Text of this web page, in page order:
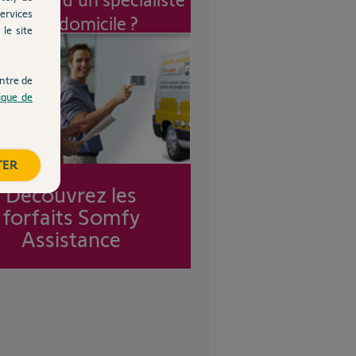
à mon domicile ?
Découvrez les
forfaits Somfy
Assistance
le site
de
de